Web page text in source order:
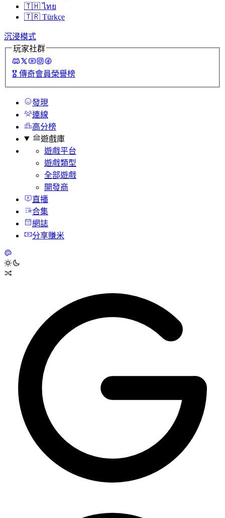
🇹🇭 ไทย
🇹🇷 Türkçe
沉浸模式
玩家社群
🎖️ 傳奇會員榮譽榜
發現
連線
高分榜
遊戲庫
遊戲平台
遊戲類型
全部遊戲
開發商
直播
合集
網誌
分享賺米